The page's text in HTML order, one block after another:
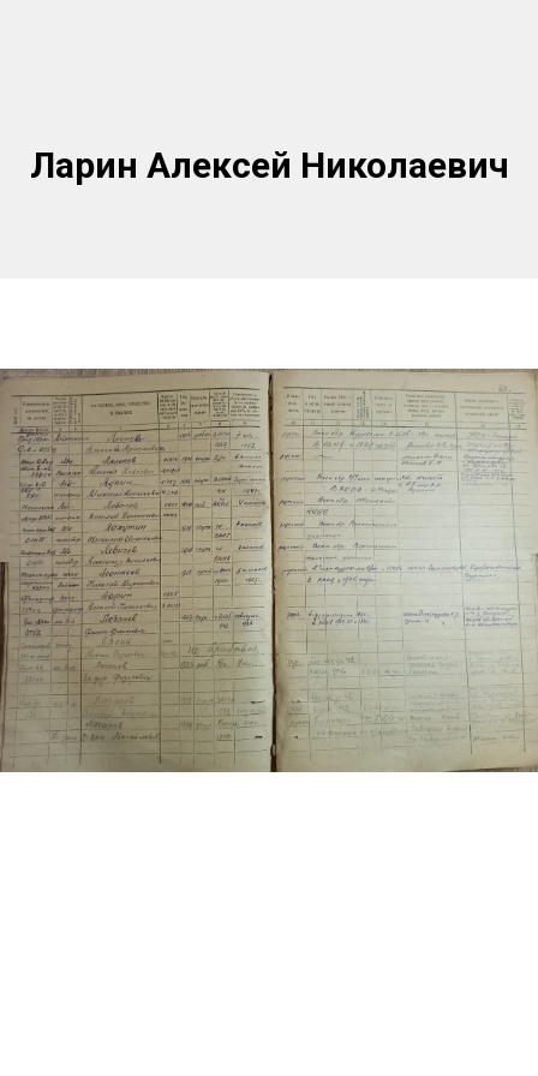
Ларин Алексей Николаевич